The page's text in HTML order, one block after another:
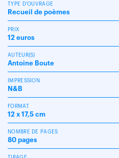
TYPE D'OUVRAGE
Recueil de poèmes
PRIX
12 euros
AUTEUR(S)
Antoine Boute
IMPRESSION
N&B
FORMAT
12 x 17,5 cm
NOMBRE DE PAGES
80 pages